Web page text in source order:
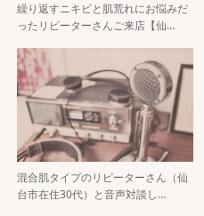
繰り返すニキビと肌荒れにお悩みだ
ったリピーターさんご来店【仙…
混合肌タイプのリピーターさん（仙
台市在住30代）と音声対談し…